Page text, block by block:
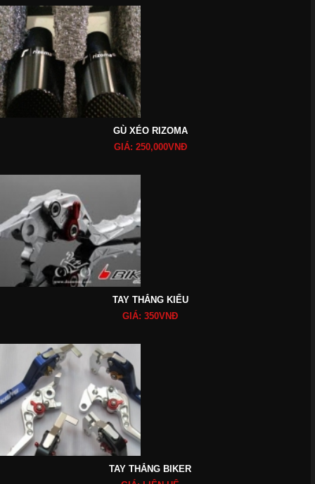
GÙ XÉO RIZOMA
GIÁ: 250,000VNĐ
TAY THẮNG KIỂU
GIÁ: 350VNĐ
TAY THẮNG BIKER